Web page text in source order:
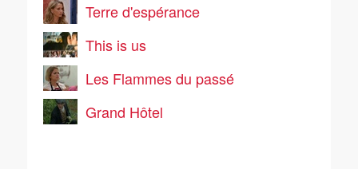
Terre d'espérance
This is us
Les Flammes du passé
Grand Hôtel